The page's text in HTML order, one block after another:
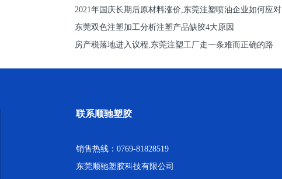
2021年国庆长期后原材料涨价,东莞注塑喷油企业如何应对
东莞双色注塑加工分析注塑产品缺胶4大原因
房产税落地进入议程,东莞注塑工厂走一条难而正确的路
联系顺驰塑胶
销售热线：0769-81828519
东莞顺驰塑胶科技有限公司